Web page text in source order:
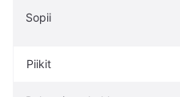
Sopii
Piikit